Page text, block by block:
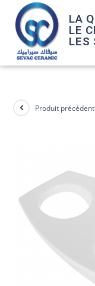
LA
LE
LES
Produit précédent